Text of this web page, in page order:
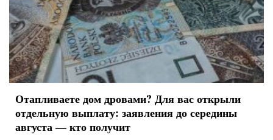
Отапливаете дом дровами? Для вас открыли
отдельную выплату: заявления до середины
августа — кто получит